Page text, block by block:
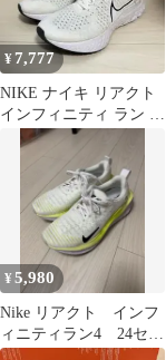
¥7,777
NIKE ナイキ リアクト
インフィニティ ラン フ
ライニット27cm
¥5,980
Nike リアクト インフ
ィニティラン4 24セン
チ ホワイト/イエロー